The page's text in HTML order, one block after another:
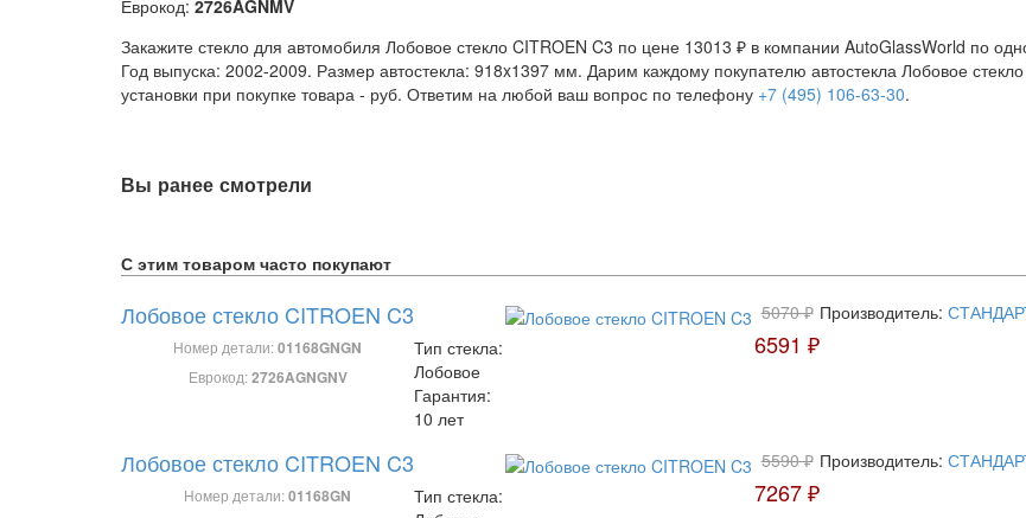
Еврокод: 2726AGNMV
Закажите стекло для автомобиля Лобовое стекло CITROEN C3 по цене 13013 ₽ в компании AutoGlassWorld по
Год выпуска: 2002-2009. Размер автостекла: 918x1397 мм. Дарим каждому покупателю автостекла Лобовое
установки при покупке товара - руб. Ответим на любой ваш вопрос по телефону +7 (495) 106-63-30.
Вы ранее смотрели
С этим товаром часто покупают
Лобовое стекло CITROEN C3
Номер детали:01168GNGN
Еврокод:2726AGNGNV
Тип стекла:
Лобовое
Гарантия:
10 лет
5070 ₽
6591 ₽
Производитель:
Лобовое стекло CITROEN C3
Номер детали:01168GN
Тип стекла:
5590 ₽
7267 ₽
Производитель: